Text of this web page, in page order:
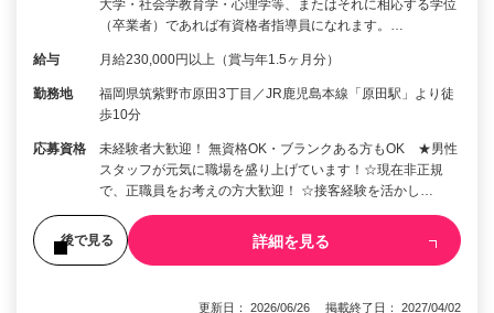
大学・社会学教育学・心理学等、またはそれに相応する学位
（卒業者）であれば有資格者指導員になれます。…
給与 月給230,000円以上（賞与年1.5ヶ月分）
勤務地
福岡県筑紫野市原田3丁目／JR鹿児島本線「原田駅」より徒
歩10分
応募資格
未経験者大歓迎！ 無資格OK・ブランクある方もOK ★男性
スタッフが元気に職場を盛り上げています！☆現在非正規
で、正職員をお考えの方大歓迎！ ☆接客経験を活かし…
後で見る 詳細を見る
更新日： 2026/06/26 掲載終了日： 2027/04/02